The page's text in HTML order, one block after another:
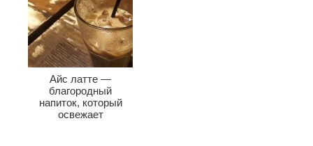
Айс латте —
благородный
напиток, который
освежает